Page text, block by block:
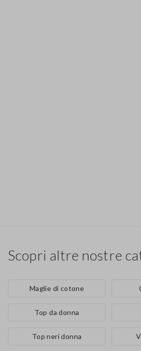
Scopri altre nostre
Maglie di cotone
Top da donna
Top neri donna